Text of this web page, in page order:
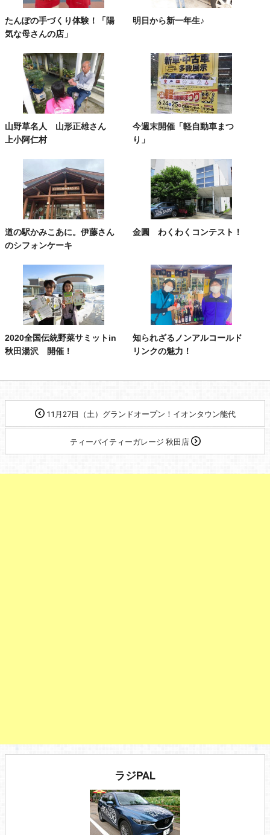
たんぽの手づくり体験！「陽
気な母さんの店」
明日から新一年生♪
山野草名人 山形正雄さん
上小阿仁村
今週末開催「軽自動車まつ
り」
道の駅かみこあに。伊藤さん
のシフォンケーキ
金圓 わくわくコンテスト！
2020全国伝統野菜サミットin
秋田湯沢 開催！
知られざるノンアルコールド
リンクの魅力！
11月27日（土）グランドオープン！イオンタウン能代
ティーバイティーガレージ 秋田店
ラジPAL